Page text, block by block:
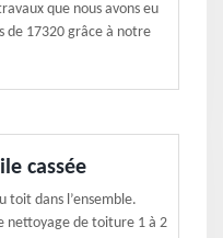
que nous avons eu
de 17320 grâce à notre
cassée
toit dans l’ensemble.
nettoyage de toiture 1 à 2